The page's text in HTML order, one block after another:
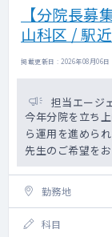
【分院長募
山科区 / 駅
掲載更新日 : 2026年08月06
担当エージ
今年分院を立ち
ら運用を進められ
先生のご希望をお
勤務地
科目